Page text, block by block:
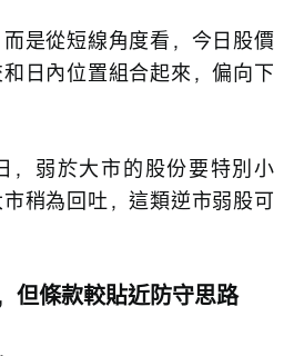
是從短線角度看，今日股價
日內位置組合起來，偏向下
，弱於大市的股份要特別小
稍為回吐，這類逆市弱股可
但條款較貼近防守思路